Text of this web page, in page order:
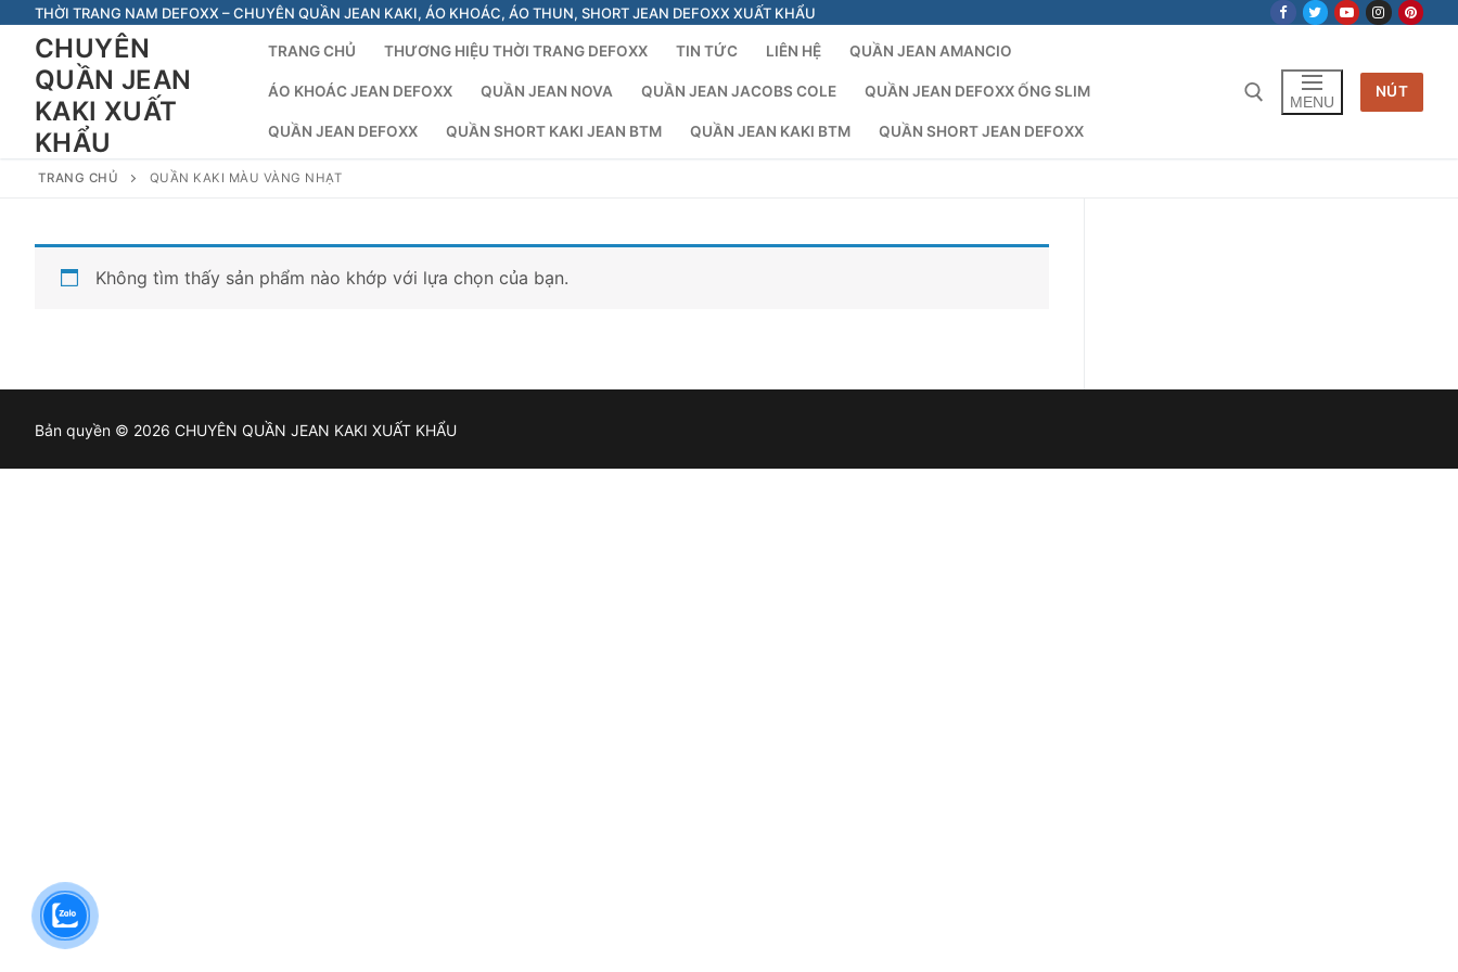
Chuyển
dung
THỜI TRANG NAM DEFOXX – CHUYÊN QUẦN JEAN KAKI, ÁO KHOÁC, ÁO THUN, SHORT JEAN DEFOXX XUẤT KHẨU
CHUYÊN
QUẦN JEAN
KAKI XUẤT
KHẨU
TRANG CHỦ THƯƠNG HIỆU THỜI TRANG DEFOXX TIN TỨC LIÊN HỆ QUẦN JEAN AMANCIO
ÁO KHOÁC JEAN DEFOXX QUẦN JEAN NOVA QUẦN JEAN JACOBS COLE QUẦN JEAN DEFOXX ỐNG SLIM
QUẦN JEAN DEFOXX QUẦN SHORT KAKI JEAN BTM QUẦN JEAN KAKI BTM QUẦN SHORT JEAN DEFOXX
MENU
NÚT
TRANG CHỦ QUẦN KAKI MÀU VÀNG NHẠT
Không tìm thấy sản phẩm nào khớp với lựa chọn của bạn.
Bản quyền © 2026 CHUYÊN QUẦN JEAN KAKI XUẤT KHẨU